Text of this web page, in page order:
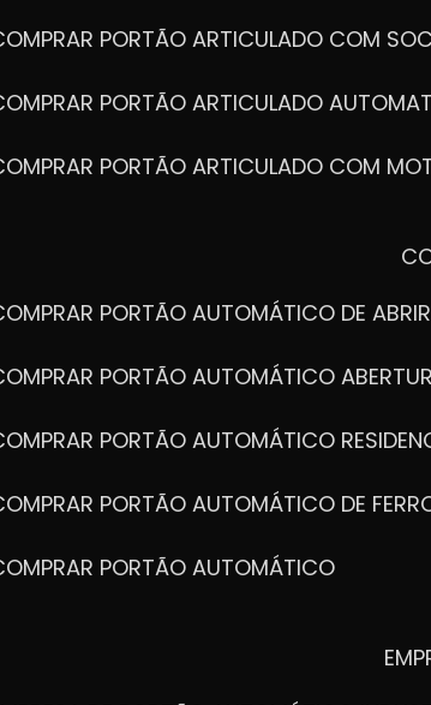
COMPRAR PORTÃO ARTICULADO COM
COMPRAR PORTÃO ARTICULADO
COMPRAR PORTÃO ARTICULADO COM
COMPRAR PORTÃO AUTOMÁTICO DE ABRIR
COMPRAR PORTÃO AUTOMÁTICO
COMPRAR PORTÃO AUTOMÁTICO
COMPRAR PORTÃO AUTOMÁTICO DE
COMPRAR PORTÃO AUTOMÁTICO